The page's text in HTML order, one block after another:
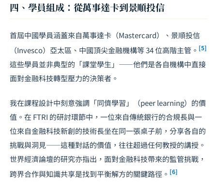
四、學員組成：從萬事達卡到景順投信
首屆中國學員涵蓋來自萬事達卡（Mastercard）、景順投信
（Invesco）亞太區、中國頂尖金融機構等 34 位高階主管。 [5]
這些學員並非典型的「課堂學生」——他們是各自機構中直接
面對金融科技轉型壓力的決策者。
我在課程設計中刻意強調「同儕學習」（peer learning）的價
值。在 FTRI 的研討環節中，一位來自傳統銀行的合規長與一
位來自金融科技新創的技術長坐在同一張桌子前，分享各自的
挑戰與洞見——這種對話的價值，往往超過任何教授的講授。
世界經濟論壇的研究亦指出，面對金融科技帶來的監管挑戰，
跨界合作與知識共享是找到平衡解方的關鍵路徑。 [6]